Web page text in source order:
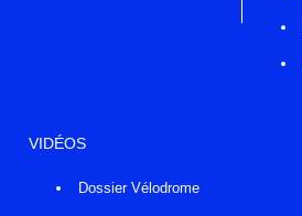
VIDÉOS
Dossier Vélodrome